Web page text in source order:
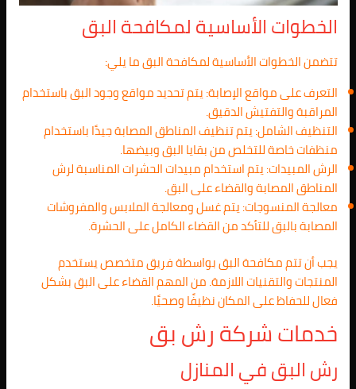
الخطوات الأساسية لمكافحة البق
تتضمن الخطوات الأساسية لمكافحة البق ما يلي:
التعرف على مواقع الإصابة: يتم تحديد مواقع وجود البق باستخدام
المراقبة والتفتيش الدقيق.
التنظيف الشامل: يتم تنظيف المناطق المصابة جيدًا باستخدام
منظفات خاصة للتخلص من بقايا البق وبيضها.
الرش المبيدات: يتم استخدام مبيدات الحشرات المناسبة لرش
المناطق المصابة والقضاء على البق.
معالجة المنسوجات: يتم غسل ومعالجة الملابس والمفروشات
المصابة بالبق للتأكد من القضاء الكامل على الحشرة.
يجب أن تتم مكافحة البق بواسطة فريق متخصص يستخدم
المنتجات والتقنيات اللازمة. من المهم القضاء على البق بشكل
فعال للحفاظ على المكان نظيفًا وصحيًا.
خدمات شركة رش بق
رش البق في المنازل